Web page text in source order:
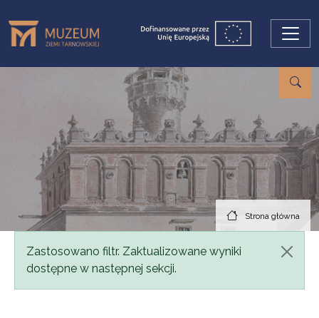
Strona główna
Komunikat
Zastosowano filtr. Zaktualizowane wyniki
dostępne w następnej sekcji.